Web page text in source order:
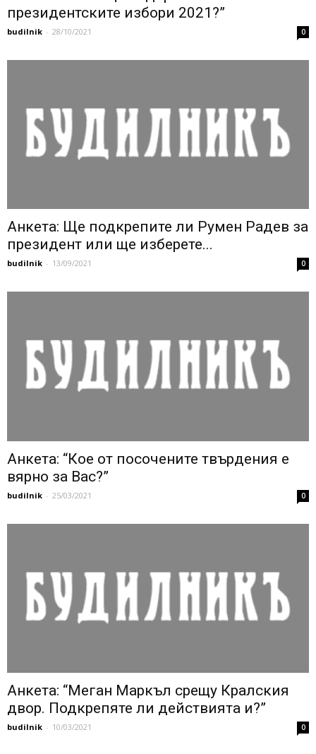
президентските избори 2021?”
budilnik - 28/10/2021 0
Анкета: Ще подкрепите ли Румен Радев за
президент или ще изберете...
budilnik - 13/09/2021 0
Анкета: “Кое от посочените твърдения е
вярно за Вас?”
budilnik - 25/03/2021 0
Анкета: “Меган Маркъл срещу Кралския
двор. Подкрепяте ли действията и?”
budilnik - 10/03/2021 0